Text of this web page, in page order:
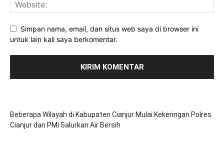
Simpan nama, email, dan situs web saya di browser ini
untuk lain kali saya berkomentar.
Beberapa Wilayah di Kabupaten Cianjur Mulai Kekeringan Polres
Cianjur dan PMI Salurkan Air Bersih